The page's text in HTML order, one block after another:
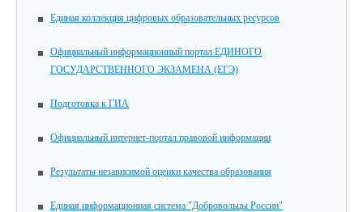
Единая коллекция цифровых образовательных ресурсов
Официальный информационный портал ЕДИНОГО
ГОСУДАРСТВЕННОГО ЭКЗАМЕНА (ЕГЭ)
Подготовка к ГИА
Официальный интернет-портал правовой информации
Результаты независимой оценки качества образования
Единая информационная система "Добровольцы России"